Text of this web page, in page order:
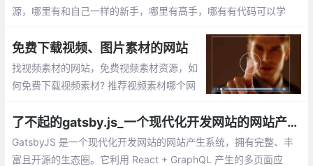
源，哪里有和自己一样的新手，哪里有高手，哪有有代码可以学
免费下载视频、图片素材的网站
找视频素材的网站，免费视频素材资源，如
何免费下载视频素材? 推荐视频素材哪个网
otage crate、monzoom、Wedistill、Maz
wai
了不起的gatsby.js_一个现代化开发网站的网站产生系统
GatsbyJS 是一个现代化开发网站的网站产生系统，拥有完整、丰
富且开源的生态圈。它利用 React + GraphQL 产生的多页面应